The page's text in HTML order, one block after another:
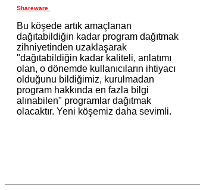
Shareware
Bu köşede artık amaçlanan
dağıtabildiğin kadar program dağıtmak
zihniyetinden uzaklaşarak
"dağıtabildiğin kadar kaliteli, anlatımı
olan, o dönemde kullanıcıların ihtiyacı
olduğunu bildiğimiz, kurulmadan
program hakkında en fazla bilgi
alınabilen" programlar dağıtmak
olacaktır. Yeni köşemiz daha sevimli.